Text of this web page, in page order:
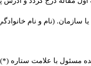
سازمان. (نام و نام
مسئول با علامت